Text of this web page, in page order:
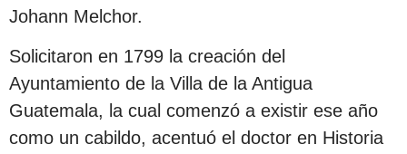
Johann Melchor.
Solicitaron en 1799 la creación del
Ayuntamiento de la Villa de la Antigua
Guatemala, la cual comenzó a existir ese año
como un cabildo, acentuó el doctor en Historia